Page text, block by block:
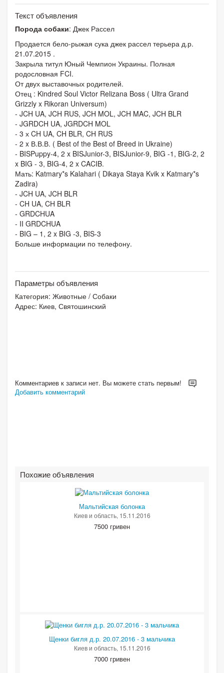
Текст объявления
Порода собаки: Джек Рассел
Продается бело-рыжая сука джек рассел терьера д.р.
21.07.2015 .
Закрыла титул Юный Чемпион Украины. Полная
родословная FCI.
От двух выставочных родителей.
Отец : Kindred Soul Victor Relizana Boss ( Ultra Grand
Grizzly x Rikoran Universum)
- JCH UA, JCH RUS, JCH MOL, JCH MAC, JCH BLR
- JGRDCH UA, JGRDCH MOL
- 3 х CH UA, CH BLR, CH RUS
- 2 x В.В.В. ( Best of the Best of Breed in Ukraine)
- BISPuppy-4, 2 x BISJunior-3, BISJunior-9, BIG -1, BIG-2, 2
x BIG - 3, BIG-4, 2 x CACIB.
Мать: Katmary*s Kalahari ( Dikaya Staya Kvik x Katmary*s
Zadira)
- JCH UA, JCH BLR
- CH UA, CH BLR
- GRDCHUA
- II GRDCHUA
- BIG – 1, 2 x BIG -3, BIS-3
Больше информации по телефону.
Параметры объявления
Категория: Животные / Собаки
Адрес: Киев, Святошинский
Комментариев к записи нет. Вы можете стать первым!
Добавить комментарий
Похожие объявления
Мальтийская болонка
Киев и область, 15.11.2016
7500 гривен
Щенки бигля д.р. 20.07.2016 - 3 мальчика
Киев и область, 15.11.2016
7000 гривен